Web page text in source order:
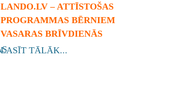
LANDO.LV – ATTĪSTOŠAS
PROGRAMMAS BĒRNIEM
VASARAS BRĪVDIENĀS
LASĪT TĀLĀK...